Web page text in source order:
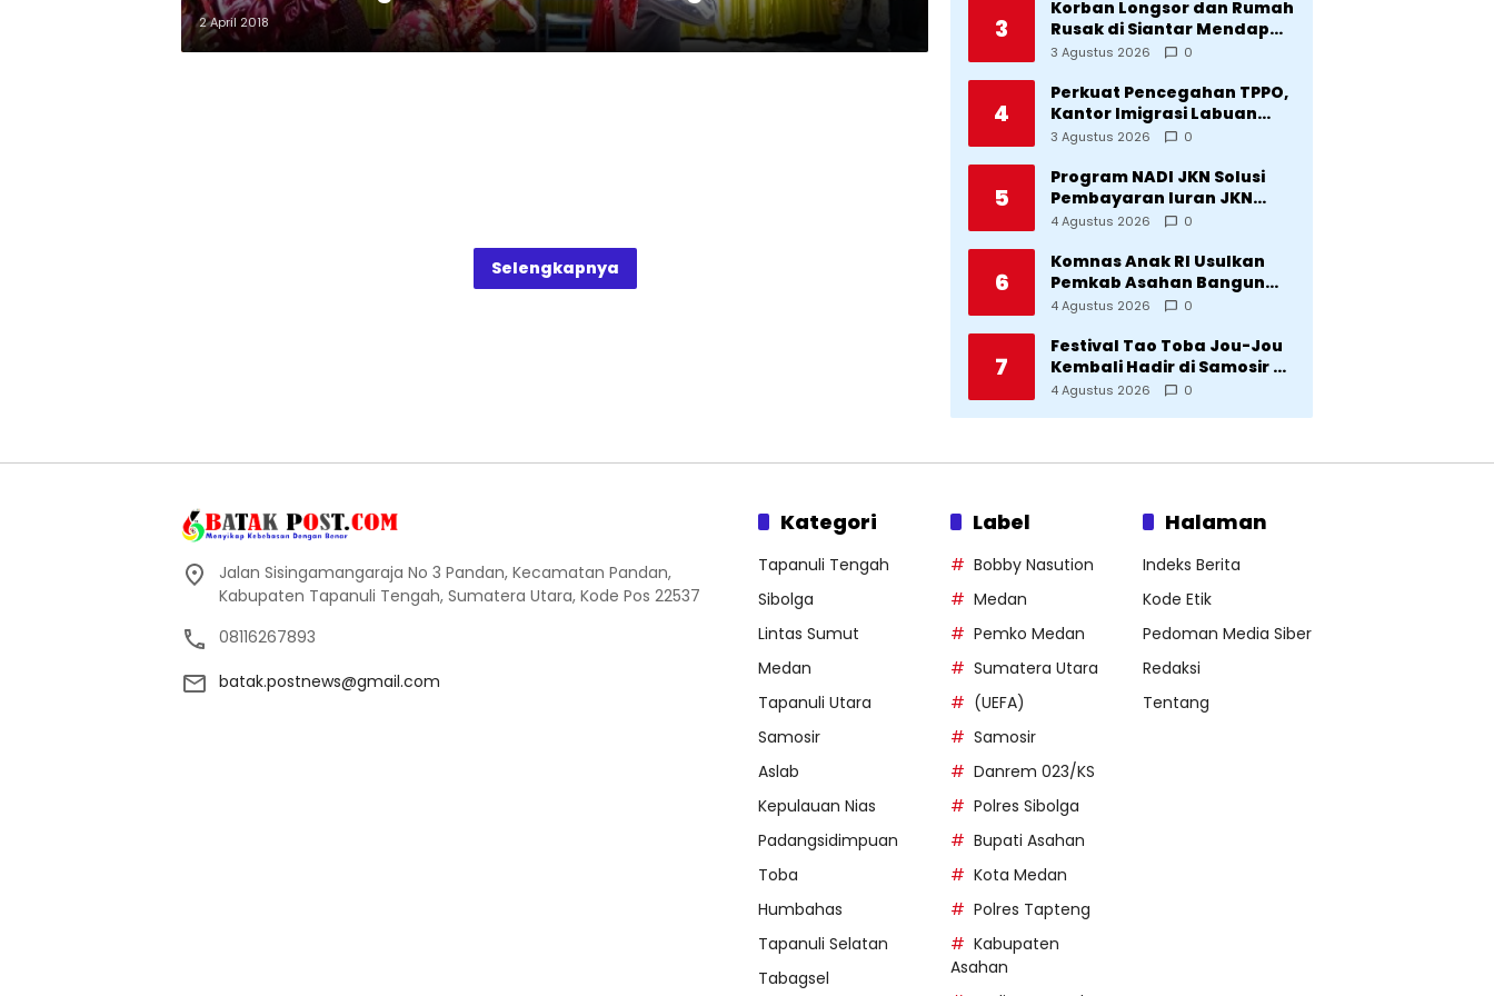
2 April 2018
Selengkapnya
3
Korban Longsor dan Rumah
Rusak di Siantar Mendapat
Bantuan dari Pemko
3 Agustus 2026 0
4
Perkuat Pencegahan TPPO,
Kantor Imigrasi Labuan
Bajo Hibahkan Motor
di Manggarai
3 Agustus 2026 0
5
Program NADI JKN Solusi
Pembayaran Iuran JKN
Bagi Pekerja yang
Tetap
4 Agustus 2026 0
6
Komnas Anak RI Usulkan
Pemkab Asahan Bangun
Rumah Anak untuk Korban
4 Agustus 2026 0
7
Festival Tao Toba Jou-Jou
Kembali Hadir di Samosir 6-
9 Agustus 2026: Datang
4 Agustus 2026 0
Jalan Sisingamangaraja No 3 Pandan, Kecamatan Pandan,
Kabupaten Tapanuli Tengah, Sumatera Utara, Kode Pos 22537
08116267893
batak.postnews@gmail.com
Kategori
Tapanuli Tengah
Sibolga
Lintas Sumut
Medan
Tapanuli Utara
Samosir
Aslab
Kepulauan Nias
Padangsidimpuan
Toba
Humbahas
Tapanuli Selatan
Tabagsel
Label
Bobby Nasution
Medan
Pemko Medan
Sumatera Utara
(UEFA)
Samosir
Danrem 023/KS
Polres Sibolga
Bupati Asahan
Kota Medan
Polres Tapteng
Kabupaten
Asahan
Halaman
Indeks Berita
Kode Etik
Pedoman Media Siber
Redaksi
Tentang